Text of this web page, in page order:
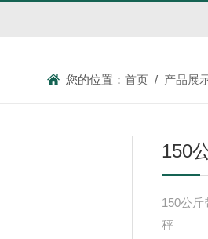
您的位置：首页 / 产品展
150
150公
秤